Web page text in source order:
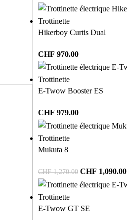
Trottinette
Hikerboy Curtis Dual
CHF 970.00
Trottinette
E-Twow Booster ES
CHF 979.00
Trottinette
Mukuta 8
CHF1,270.00 CHF 1,090.00
Trottinette
E-Twow GT SE